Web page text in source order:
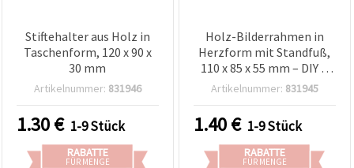
Stiftehalter aus Holz in
Taschenform, 120 x 90 x
30 mm
Artikelnummer: 831946
1.30€ 1-9 Stück
RABATTE
FÜR MENGE
Holz-Bilderrahmen in
Herzform mit Standfuß,
110 x 85 x 55 mm – DIY &
Basteln
Artikelnummer: 831945
1.40€ 1-9 Stück
RABATTE
FÜR MENGE